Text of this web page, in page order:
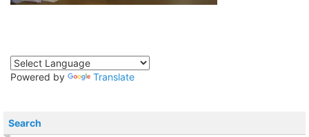
Powered by Translate
Search